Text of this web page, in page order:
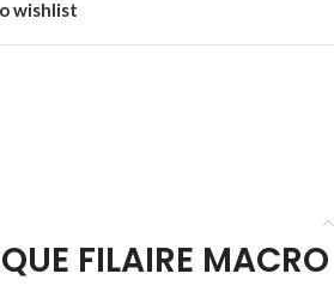
wishlist
FILAIRE MACRO